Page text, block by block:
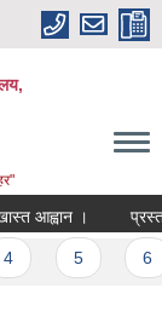
आह्वान ।